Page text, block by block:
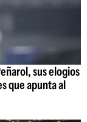
sus elogios
que apunta al